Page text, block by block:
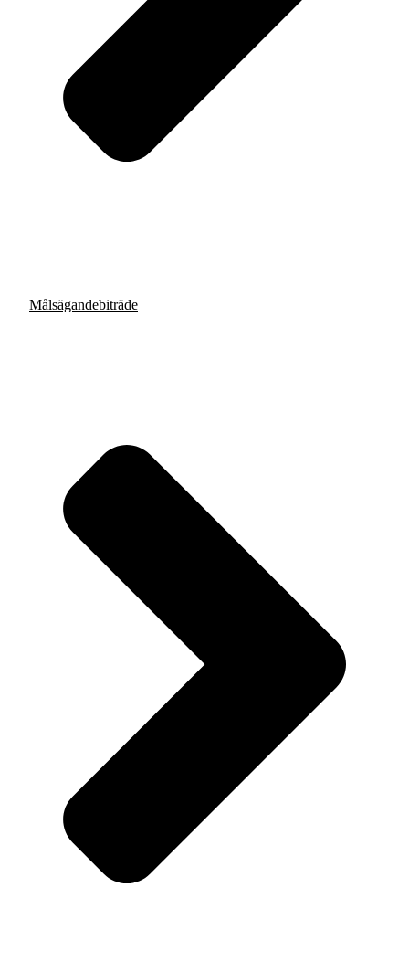
Målsägandebiträde